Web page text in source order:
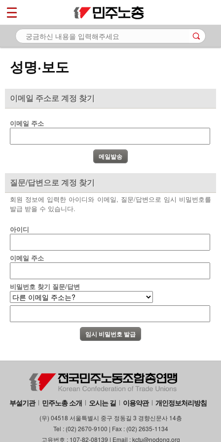
성명·보도
이메일 주소로 계정 찾기
이메일 주소
질문/답변으로 계정 찾기
회원 정보에 입력한 아이디와 이메일, 질문/답변으로 임시 비밀번호를
발급 받을 수 있습니다.
아이디
이메일 주소
비밀번호 찾기 질문/답변
부설기관 민주노총 소개 오시는 길 이용약관 개인정보처리방침
(우) 04518 서울특별시 중구 정동길 3 경향신문사 14층
Tel : (02) 2670-9100 | Fax : (02) 2635-1134
고유번호 : 107-82-08139 | Email : kctu@nodong.org
마이페이지
소개
- 공지사항
- 성명·보도
부설기관
업무